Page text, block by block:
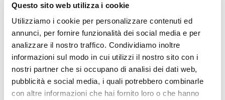
Questo sito web utilizza i cookie
Utilizziamo i cookie per personalizzare contenuti ed
annunci, per fornire funzionalità dei social media e per
analizzare il nostro traffico. Condividiamo inoltre
informazioni sul modo in cui utilizzi il nostro sito con i
nostri partner che si occupano di analisi dei dati web,
pubblicità e social media, i quali potrebbero combinarle
con altre informazioni che hai fornito loro o che hanno
SAMPDORIA PER
“SOFIA NEL CUORE”
Raccogliere fondi per finanziare la ricerca sugli
angiosarcomi. Una forma di tumore rara e aggressiva.
Genoa e Sampdoria scendono in campo per sostenere
progetti e finalità di “Sofia nel Cuore”, l’associazione